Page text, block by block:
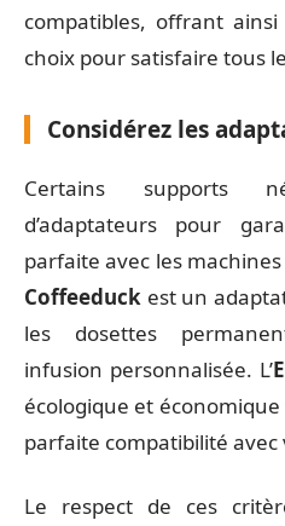
compatibles, offrant
choix pour satisfaire tous
Considérez les
Certains supports
d’adaptateurs pour
parfaite avec les
Coffeeduck est un
les dosettes
infusion personnalisée. L’
écologique et économique
parfaite compatibilité
Le respect de ces